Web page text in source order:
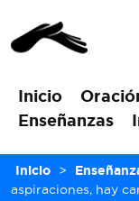
Inicio
Enseñanzas
Inicio >
aspiraciones, hay